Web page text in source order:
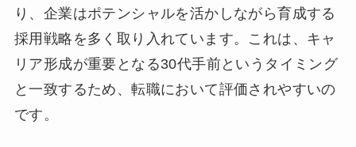
り、企業はポテンシャルを活かしながら育成する
採用戦略を多く取り入れています。これは、キャ
リア形成が重要となる30代手前というタイミング
と一致するため、転職において評価されやすいの
です。